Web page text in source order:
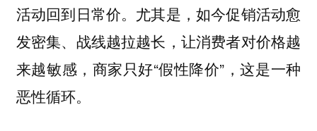
活动回到日常价。尤其是，如今促销活动愈
发密集、战线越拉越长，让消费者对价格越
来越敏感，商家只好“假性降价”，这是一种
恶性循环。